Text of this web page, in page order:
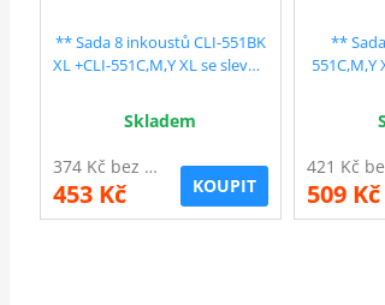
** Sada 8 inkoustů CLI-551BK
XL +CLI-551C,M,Y XL se slevou
Skladem
374 Kč bez DPH
453 Kč KOUPIT
**
551C,M,Y
509 Kč